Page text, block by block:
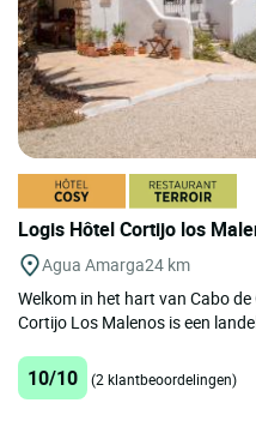
Logis Hôtel Cortijo los
Agua Amarga24 km
Welkom in het hart van Cabo
Cortijo Los Malenos is een
10/10 (2 klantbeoordelingen)